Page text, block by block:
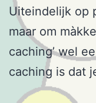
Uiteindelijk op
maar om
caching’ wel
caching is dat